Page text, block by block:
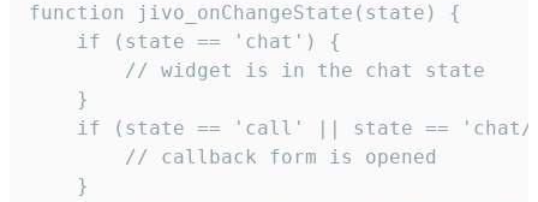
function jivo_onChangeState(state) {
    if (state == 'chat') {
        // widget is in the chat state
    }
if (state == 'call' || state ==
        // callback form is opened
    }